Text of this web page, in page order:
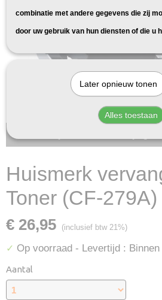
Huismerk
Toner (CF-279A)
€ 26,95 (inclusief btw 21%)
✓ Op voorraad - Levertijd :
Aantal
combinatie met andere gegevens die zij
door uw gebruik van hun diensten of die u
Later opnieuw tonen
Alles toestaan